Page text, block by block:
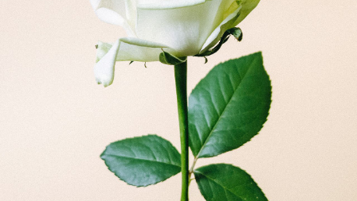
届いたお花に元気がなかったら？
もし届いたお花に「枯れている」「折れている」などの
不備があった場合は、些細なことでもお気軽にサポート
までご連絡ください。ご返金にて補償いたします。